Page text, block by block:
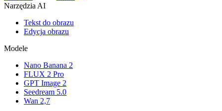
Narzędzia AI
Tekst do obrazu
Edycja obrazu
Modele
Nano Banana 2
FLUX 2 Pro
GPT Image 2
Seedream 5.0
Wan 2,7